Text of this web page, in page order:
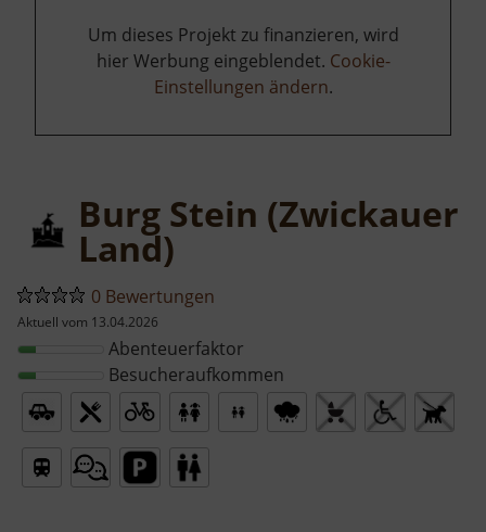
Um dieses Projekt zu finanzieren, wird
hier Werbung eingeblendet. Cookie-
Einstellungen ändern.
Burg Stein (Zwickauer
Land)
0 Bewertungen
Aktuell vom 13.04.2026
Abenteuerfaktor
Besucheraufkommen